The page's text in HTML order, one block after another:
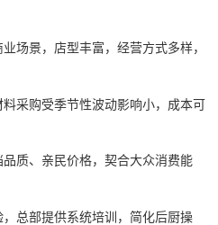
场景，店型丰富，经营方式多样，
采购受季节性波动影响小，成本可
质、亲民价格，契合大众消费能
总部提供系统培训，简化后厨操